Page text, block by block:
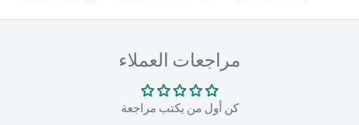
مراجعات العملاء
كن أول من يكتب مراجعة